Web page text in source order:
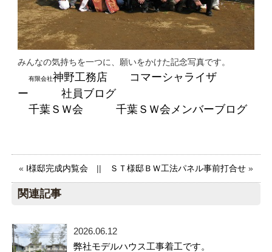
みんなの気持ちを一つに、願いをかけた記念写真です。
有限会社神野工務店
コマーシャライザ
ー
社員ブログ
千葉ＳＷ会
千葉ＳＷ会メンバーブログ
« I様邸完成内覧会|| ＳＴ様邸ＢＷ工法パネル事前打合せ»
関連記事
2026.06.12
弊社モデルハウス工事着工です。